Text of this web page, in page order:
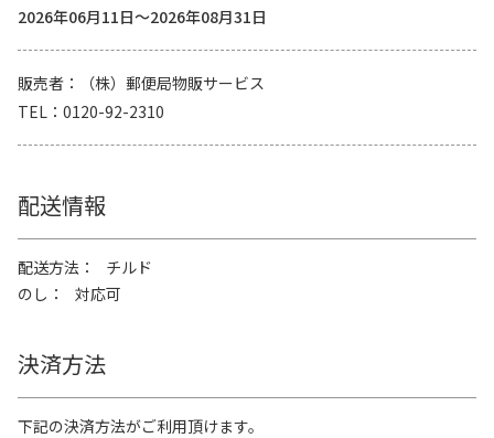
2026年06月11日～2026年08月31日
販売者
（株）郵便局物販サービス
TEL
0120-92-2310
配送情報
配送方法
チルド
のし
対応可
決済方法
下記の決済方法がご利用頂けます。